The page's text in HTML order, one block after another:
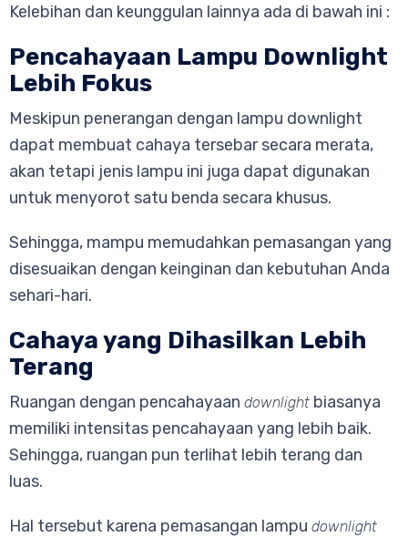
Kelebihan dan keunggulan lainnya ada di bawah ini :
Pencahayaan Lampu Downlight
Lebih Fokus
Meskipun penerangan dengan lampu downlight
dapat membuat cahaya tersebar secara merata,
akan tetapi jenis lampu ini juga dapat digunakan
untuk menyorot satu benda secara khusus.
Sehingga, mampu memudahkan pemasangan yang
disesuaikan dengan keinginan dan kebutuhan Anda
sehari-hari.
Cahaya yang Dihasilkan Lebih
Terang
Ruangan dengan pencahayaan downlight biasanya
memiliki intensitas pencahayaan yang lebih baik.
Sehingga, ruangan pun terlihat lebih terang dan
luas.
Hal tersebut karena pemasangan lampu downlight